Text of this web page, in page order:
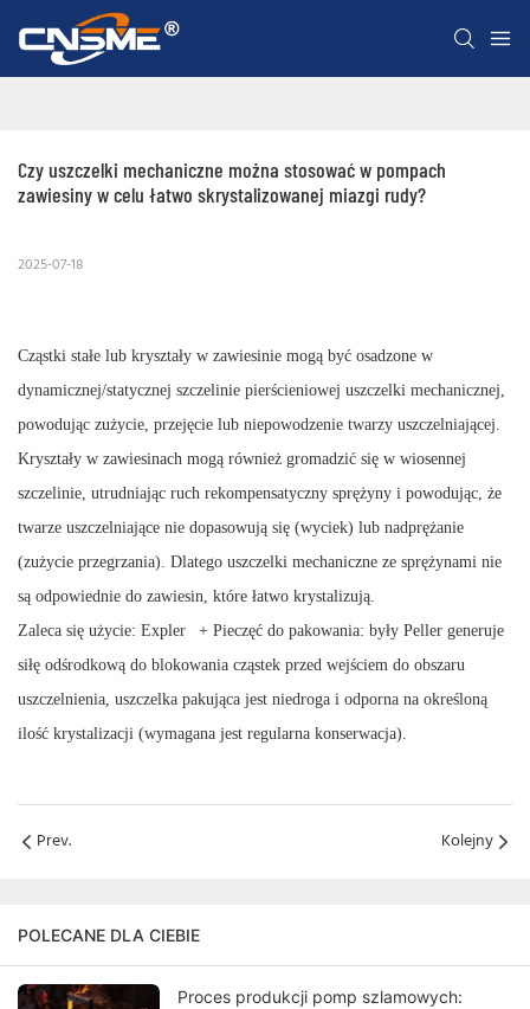
Czy uszczelki mechaniczne można stosować w pompach
zawiesiny w celu łatwo skrystalizowanej miazgi rudy?
2025-07-18
Cząstki stałe lub kryształy w zawiesinie mogą być osadzone w
dynamicznej/statycznej szczelinie pierścieniowej uszczelki mechanicznej,
powodując zużycie, przejęcie lub niepowodzenie twarzy uszczelniającej.
Kryształy w zawiesinach mogą również gromadzić się w wiosennej
szczelinie, utrudniając ruch rekompensatyczny sprężyny i powodując, że
twarze uszczelniające nie dopasowują się (wyciek) lub nadprężanie
(zużycie przegrzania). Dlatego uszczelki mechaniczne ze sprężynami nie
są odpowiednie do zawiesin, które łatwo krystalizują.
Zaleca się użycie: Expler + Pieczęć do pakowania: były Peller generuje
siłę odśrodkową do blokowania cząstek przed wejściem do obszaru
uszczelnienia, uszczelka pakująca jest niedroga i odporna na określoną
ilość krystalizacji (wymagana jest regularna konserwacja).
Prev. Kolejny
POLECANE DLA CIEBIE
Proces produkcji pomp szlamowych: